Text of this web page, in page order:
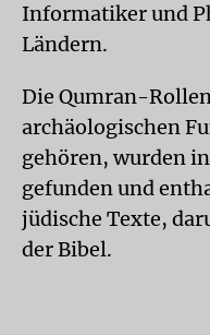
Informatiker und
Ländern.
Die Qumran-
archäologischen
gehören, wurden
gefunden und
jüdische Texte,
der Bibel.